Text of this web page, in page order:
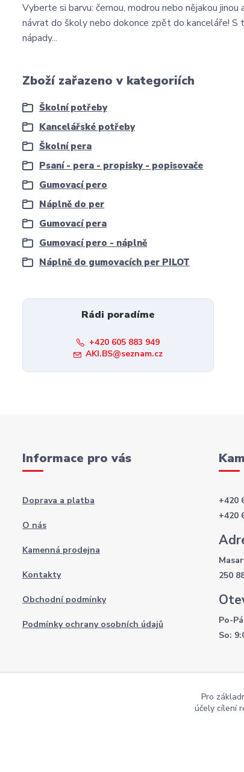
Vyberte si barvu: černou, modrou nebo nějakou
návrat do školy nebo dokonce zpět do kanceláře!
nápady...
Zboží zařazeno v kategoriích
Školní potřeby
Kancelářské potřeby
Školní pera
Psaní - pera - propisky - popisovače
Gumovací pero
Náplně do per
Gumovací pera
Gumovací pero - náplně
Náplně do gumovacích per PILOT
Rádi poradíme
+420 605 883 949
AKI.BS@seznam.cz
Informace pro vás
Doprava a platba
O nás
Kamenná prodejna
Kontakty
Obchodní podmínky
Podmínky ochrany osobních údajů
+420
+420
250
Po-
So:
Copyright AKI-DEKORACE s.r.o Všechna práva vyhrazena |
Pro
účely cílení